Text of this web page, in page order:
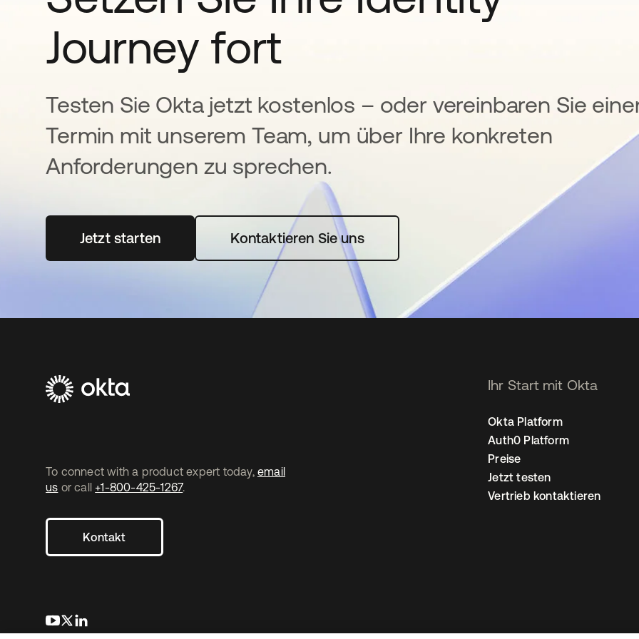
Journey fort
Testen Sie Okta jetzt kostenlos – oder vereinbaren Sie
Termin mit unserem Team, um über Ihre konkreten
Anforderungen zu sprechen.
Jetzt startenwird in einer neuen Registerkarte geöffnet
Kontaktieren Sie uns
To connect with a product expert today, email
us or call +1-800-425-1267.
Kontakt
wird in einer neuen Registerkarte geöffnet
wird in einer neuen Registerkarte geöffnet
Ihr Start mit Okta
Okta Platform
Auth0 Platform
Preise
Jetzt testen
Vertrieb kontaktieren